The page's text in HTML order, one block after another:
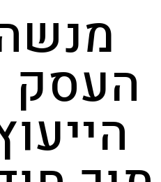
העסק